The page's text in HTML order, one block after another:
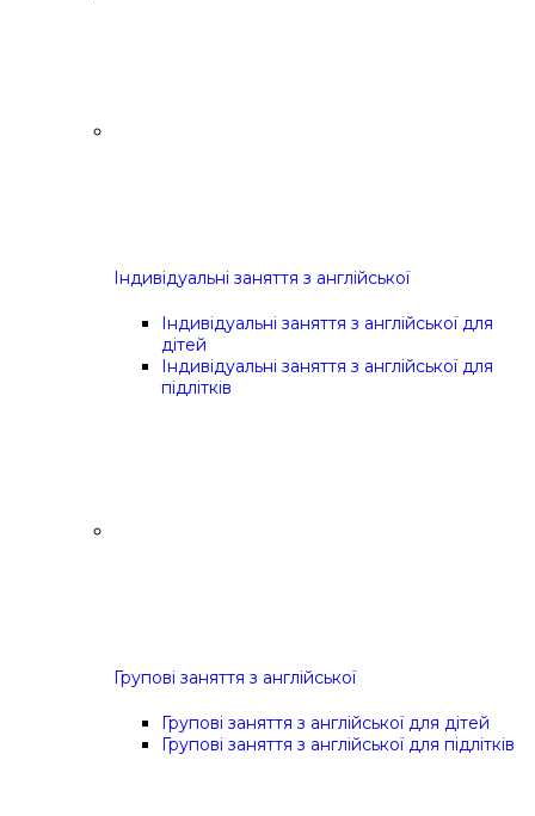
Індивідуальні заняття з англійської
Індивідуальні заняття з англійської для
дітей
Індивідуальні заняття з англійської для
підлітків
Групові заняття з англійської
Групові заняття з англійської для дітей
Групові заняття з англійської для підлітків